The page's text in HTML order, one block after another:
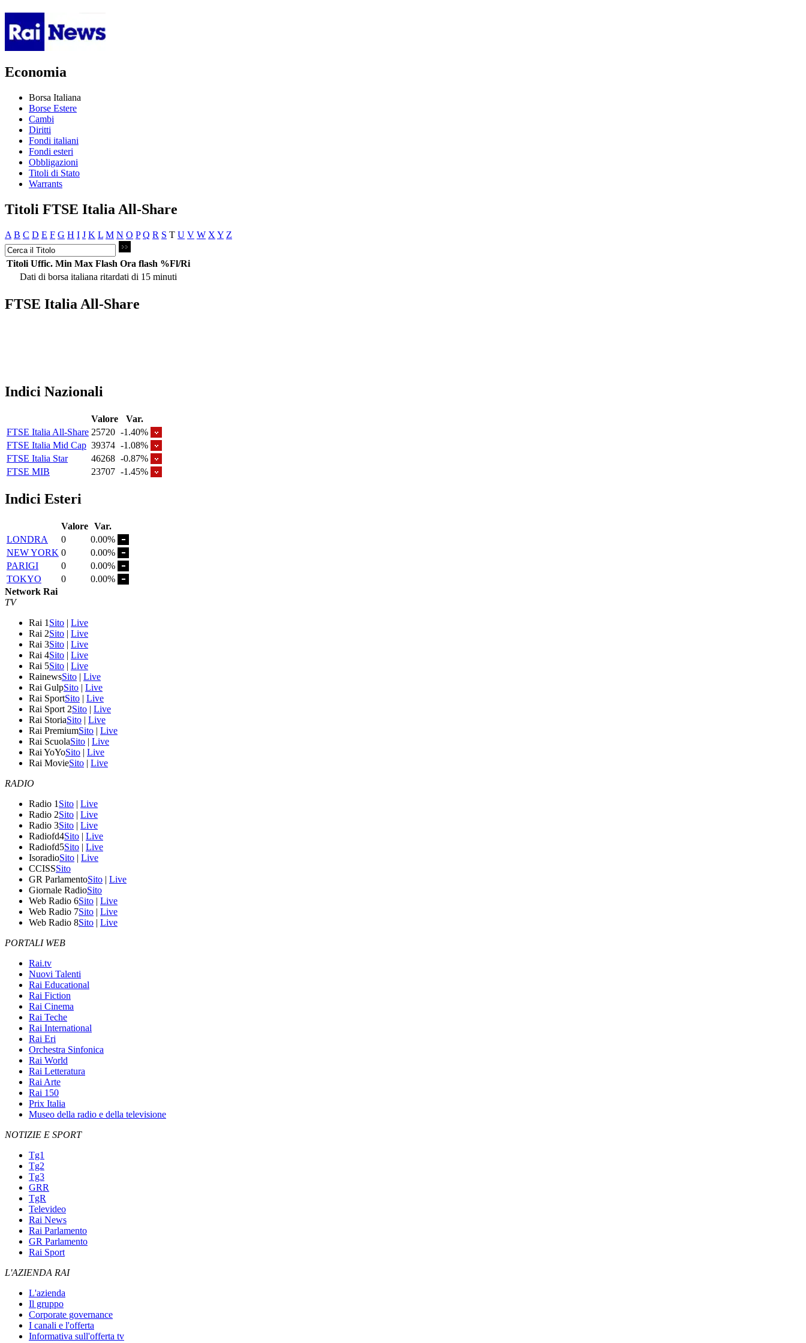
Economia
Borsa Italiana
Borse Estere
Cambi
Diritti
Fondi italiani
Fondi esteri
Obbligazioni
Titoli di Stato
Warrants
Titoli FTSE Italia All-Share
A B C D E F G H I J K L M N O P Q R S T U V W X Y Z
Titoli Uffic. Min Max Flash Ora flash %Fl/Ri
Dati di borsa italiana ritardati di 15 minuti
FTSE Italia All-Share
Indici Nazionali
Valore
Var.
FTSE Italia All-Share 25720 -1.40%
FTSE Italia Mid Cap 39374 -1.08%
FTSE Italia Star
46268 -0.87%
FTSE MIB
23707 -1.45%
Indici Esteri
Valore Var.
LONDRA
0
0.00%
NEW YORK 0
0.00%
PARIGI
0
0.00%
TOKYO
0
0.00%
Network Rai
TV
Rai 1 Sito | Live
Rai 2Sito | Live
Rai 3Sito | Live
Rai 4Sito | Live
Rai 5Sito | Live
RainewsSito | Live
Rai GulpSito | Live
Rai SportSito | Live
Rai Sport 2Sito | Live
Rai StoriaSito | Live
Rai PremiumSito | Live
Rai ScuolaSito | Live
Rai YoYoSito | Live
Rai MovieSito | Live
RADIO
Radio 1 Sito | Live
Radio 2Sito | Live
Radio 3Sito | Live
Radiofd4Sito | Live
Radiofd5Sito | Live
IsoradioSito | Live
CCISSSito
GR ParlamentoSito | Live
Giornale RadioSito
Web Radio 6Sito | Live
Web Radio 7Sito | Live
Web Radio 8Sito | Live
PORTALI WEB
Rai.tv
Nuovi Talenti
Rai Educational
Rai Fiction
Rai Cinema
Rai Teche
Rai International
Rai Eri
Orchestra Sinfonica
Rai World
Rai Letteratura
Rai Arte
Rai 150
Prix Italia
Museo della radio e della televisione
NOTIZIE E SPORT
Tg1
Tg2
Tg3
GRR
TgR
Televideo
Rai News
Rai Parlamento
GR Parlamento
Rai Sport
L'AZIENDA RAI
L'azienda
Il gruppo
Corporate governance
I canali e l'offerta
Informativa sull'offerta tv